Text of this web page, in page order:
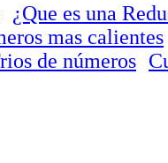
¿Que es una
mas calientes
de números